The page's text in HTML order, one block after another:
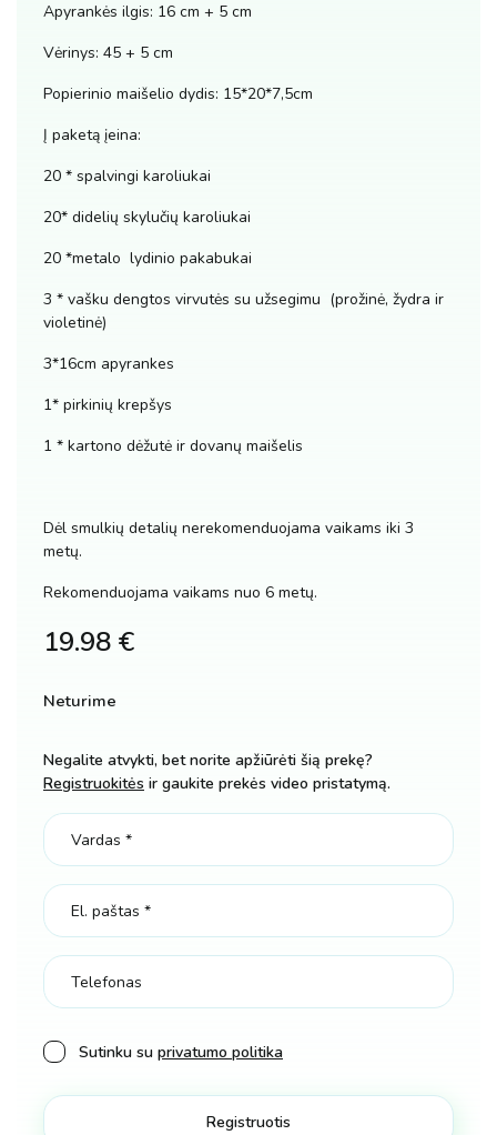
Apyrankės ilgis: 16 cm + 5 cm
Vėrinys: 45 + 5 cm
Popierinio maišelio dydis: 15*20*7,5cm
Į paketą įeina:
20 * spalvingi karoliukai
20* didelių skylučių karoliukai
20 *metalo lydinio pakabukai
3 * vašku dengtos virvutės su užsegimu (prožinė, žydra ir
violetinė)
3*16cm apyrankes
1* pirkinių krepšys
1 * kartono dėžutė ir dovanų maišelis
Dėl smulkių detalių nerekomenduojama vaikams iki 3
metų.
Rekomenduojama vaikams nuo 6 metų.
19.98 €
Neturime
Negalite atvykti, bet norite apžiūrėti šią prekę?
Registruokitės ir gaukite prekės video pristatymą.
Sutinku su privatumo politika